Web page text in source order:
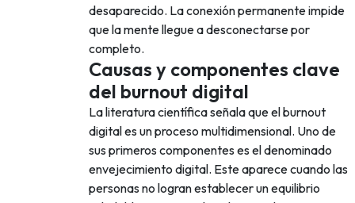
desaparecido. La conexión permanente impide
que la mente llegue a desconectarse por
completo.
Causas y componentes clave
del burnout digital
La literatura científica señala que el burnout
digital es un proceso multidimensional. Uno de
sus primeros componentes es el denominado
envejecimiento digital. Este aparece cuando las
personas no logran establecer un equilibrio